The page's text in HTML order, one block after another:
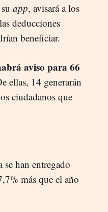
app, avisará a los
deducciones
beneficiar.
aviso para 66
ellas, 14 generarán
ciudadanos que
han entregado
más que el año